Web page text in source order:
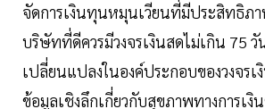
จัดการเงินทุนหมุนเวียนที่มีประสิทธิภ
บริษัทที่ดีควรมีวงจรเงินสดไม่เกิน 75 วั
เปลี่ยนแปลงในองค์ประกอบของวงจรเ
ข้อมูลเชิงลึกเกี่ยวกับสุขภาพทางการเงิ